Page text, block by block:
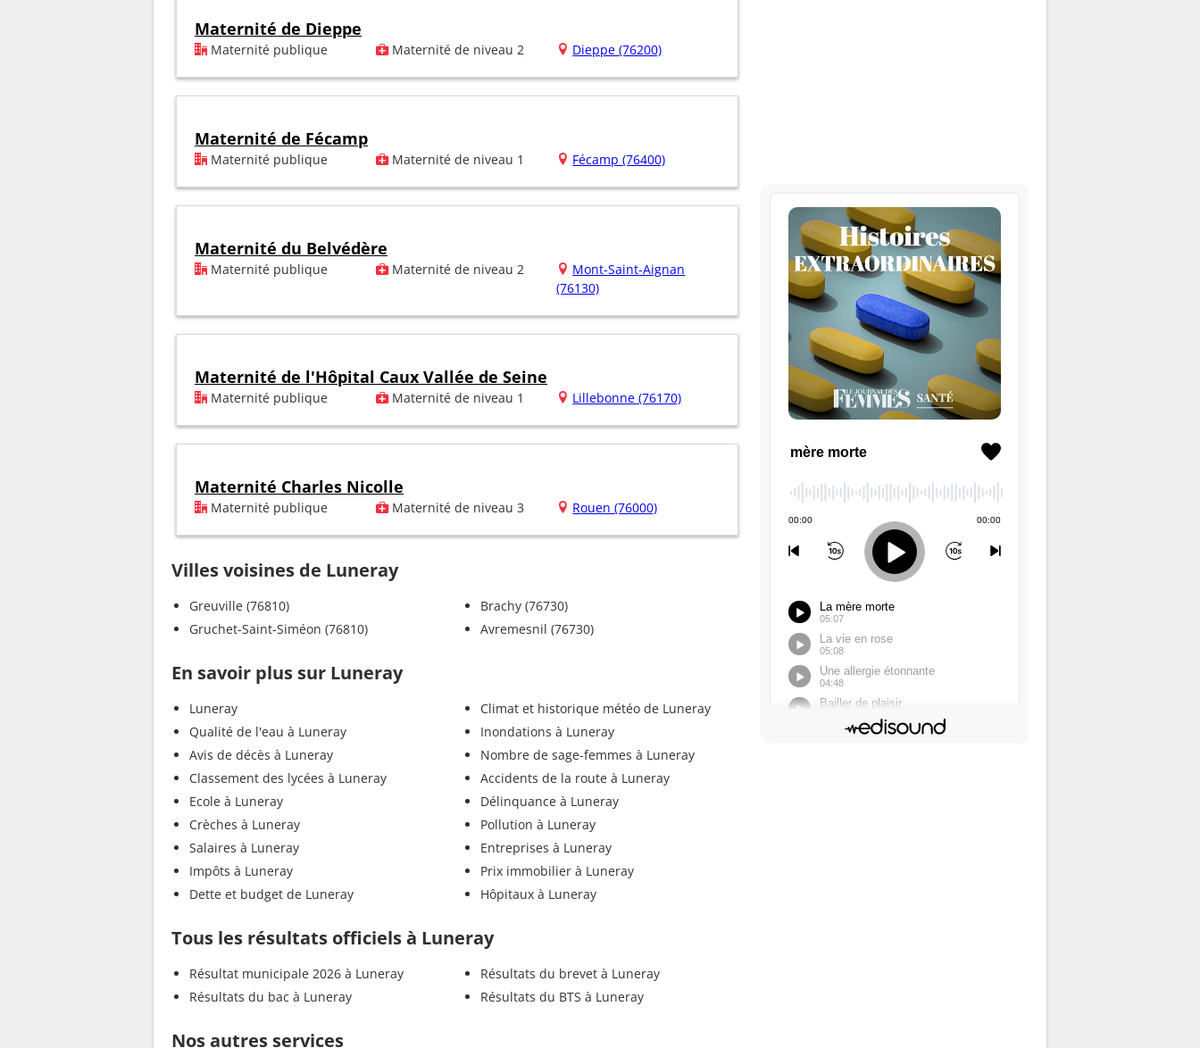
Maternité de Dieppe
Maternité publique Maternité de niveau 2 Dieppe (76200)
Maternité de Fécamp
Maternité publique Maternité de niveau 1 Fécamp (76400)
Maternité du Belvédère
Maternité publique Maternité de niveau 2
Mont-Saint-Aignan
(76130)
Maternité de l'Hôpital Caux Vallée de Seine
Maternité publique Maternité de niveau 1 Lillebonne (76170)
Maternité Charles Nicolle
Maternité publique Maternité de niveau 3 Rouen (76000)
Villes voisines de Luneray
Greuville (76810)
Gruchet-Saint-Siméon (76810)
Brachy (76730)
Avremesnil (76730)
En savoir plus sur Luneray
Luneray
Qualité de l'eau à Luneray
Avis de décès à Luneray
Classement des lycées à Luneray
Ecole à Luneray
Crèches à Luneray
Salaires à Luneray
Impôts à Luneray
Dette et budget de Luneray
Climat et historique météo de Luneray
Inondations à Luneray
Nombre de sage-femmes à Luneray
Accidents de la route à Luneray
Délinquance à Luneray
Pollution à Luneray
Entreprises à Luneray
Prix immobilier à Luneray
Hôpitaux à Luneray
Tous les résultats officiels à Luneray
Résultat municipale 2026 à Luneray
Résultats du bac à Luneray
Résultats du brevet à Luneray
Résultats du BTS à Luneray
Nos autres services